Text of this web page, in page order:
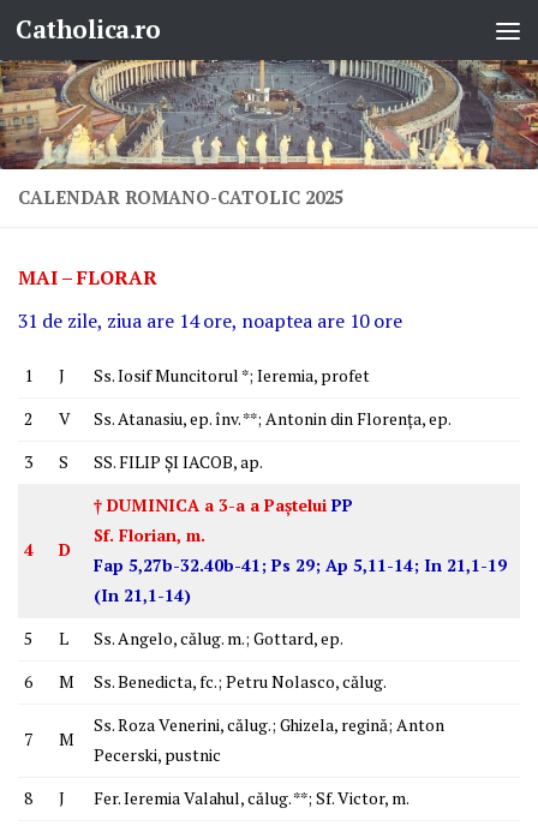
Skip to content
Catholica.ro
CALENDAR ROMANO-CATOLIC 2025
MAI – FLORAR
31 de zile, ziua are 14 ore, noaptea are 10 ore
1 J
Ss. Iosif Muncitorul *; Ieremia, profet
2
V
Ss. Atanasiu, ep. înv. **; Antonin din Florenţa, ep.
3
S SS. FILIP ŞI IACOB, ap.
4 D
† DUMINICA a 3-a a Paştelui PP
Sf. Florian, m.
Fap 5,27b-32.40b-41; Ps 29; Ap 5,11-14; In 21,1-19
(In 21,1-14)
5
L
Ss. Angelo, călug. m.; Gottard, ep.
6
M Ss. Benedicta, fc.; Petru Nolasco, călug.
7 M
Ss. Roza Venerini, călug.; Ghizela, regină; Anton
Pecerski, pustnic
8
J
Fer. Ieremia Valahul, călug. **; Sf. Victor, m.